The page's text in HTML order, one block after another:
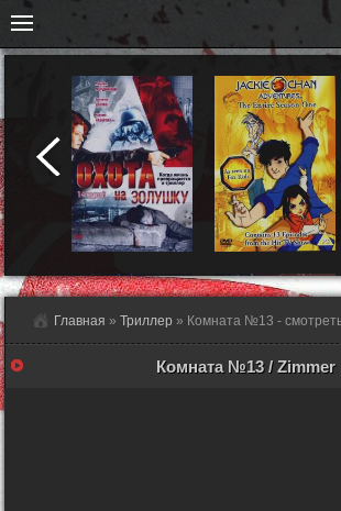
Главная »Триллер » Комната №13 -
Комната №13 / Zimmer